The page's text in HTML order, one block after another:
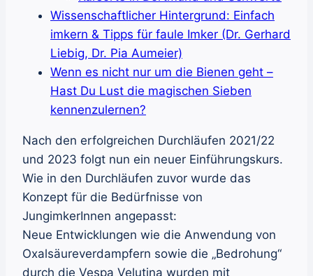
Wissenschaftlicher Hintergrund: Einfach
imkern & Tipps für faule Imker (Dr. Gerhard
Liebig, Dr. Pia Aumeier)
Wenn es nicht nur um die Bienen geht –
Hast Du Lust die magischen Sieben
kennenzulernen?
Nach den erfolgreichen Durchläufen 2021/22
und 2023 folgt nun ein neuer Einführungskurs.
Wie in den Durchläufen zuvor wurde das
Konzept für die Bedürfnisse von
JungimkerInnen angepasst:
Neue Entwicklungen wie die Anwendung von
Oxalsäureverdampfern sowie die „Bedrohung“
durch die Vespa Velutina wurden mit